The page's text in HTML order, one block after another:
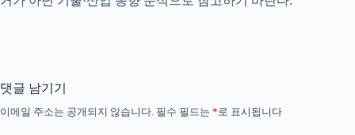
댓글 남기기
이메일 주소는 공개되지 않습니다. 필수 필드는 * 로 표시됩니다